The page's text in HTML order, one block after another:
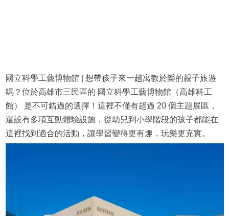
國立科學工藝博物館 | 想帶孩子來一趟寓教於樂的親子旅遊
嗎？位於高雄市三民區的 國立科學工藝博物館（高雄科工
館） 是不可錯過的選擇！這裡不僅有超過 20 個主題展區，
還設有多項互動體驗設施，從幼兒到小學階段的孩子都能在
這裡找到適合的活動，讓學習變得更有趣，玩樂更充實。